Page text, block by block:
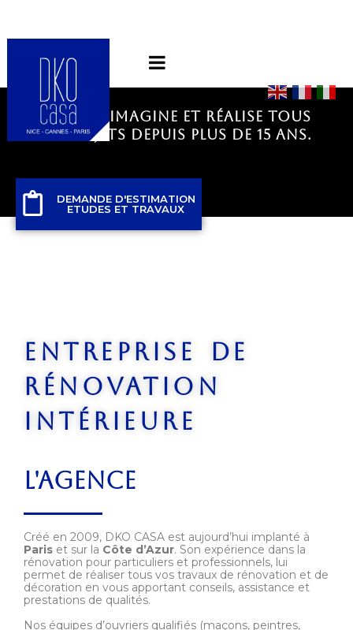
DKO CASA IMAGINE et réalise tous
vos projets depuis plus de 15 ans.
DEMANDE D'ESTIMATION
ETUDES ET TRAVAUX
entreprise de
rénovation
intérieure
L'AGENCE
Créé en 2009, DKO CASA est aujourd’hui implanté à
Paris et sur la Côte d’Azur. Son expérience dans la
rénovation pour particuliers et professionnels, lui
permet de réaliser tous vos travaux de rénovation et de
décoration en vous apportant conseils, assistance et
prestations de qualités.
Nos équipes d’ouvriers qualifiés (maçons, peintres,